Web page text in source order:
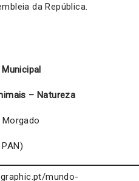
da República.
– Natureza
mundo-